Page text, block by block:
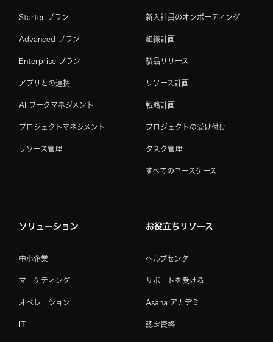
Starter プラン
Advanced プラン
Enterprise プラン
アプリとの連携
AI ワークマネジメント
プロジェクトマネジメント
リソース管理
新入社員のオンボーディング
組織計画
製品リリース
リソース計画
戦略計画
プロジェクトの受け付け
タスク管理
すべてのユースケース
ソリューション
中小企業
マーケティング
オペレーション
IT
お役立ちリソース
ヘルプセンター
サポートを受ける
Asana アカデミー
認定資格